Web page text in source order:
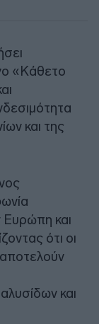
«Κάθετο
και της
Ευρώπη και
ότι οι
και